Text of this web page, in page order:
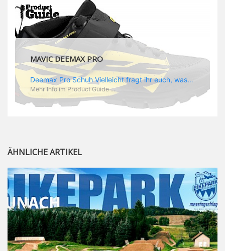
MAVIC DEEMAX PRO
Deemax Pro Schuh Vielleicht fragt ihr euch, was ein Schuh mit Deemax zu tun hat? Nun, hier spielt vor allem der Einsatzzweck eine Rolle: Deemax steht für Gravity pur und dafür ist auch der neue Schuh gedacht, der vor allem den Ideen von Downhill Legende Fabien Barel entspricht. Der Schuh soll ganz der Deemax Philosophie entsprechen: kompromisslose Funktion, effizient und hoher Komfort standen auf der Wunschliste von Fabien. Und das kam dabei heraus: - die neue „Energy Grip AM“ Sohle bietet maximale Stabilität und optimalen Grip auf dem Pedal. - die „Ergo Fit“ Innensohle soll super hohen Komfort bieten und optimal sitzen und zwar den ganzen Tag lang. - eine 3D-Mesch-Konstruktion soll den Fuß belüften und sowohl bei Sonne also auch unter kühlen Bedingungen für optimales Fußklima sorgen - die Assymetrische Konstruktion mit höherem Seitenteil innen soll den Knöchel optimal schützen - extra Schutz für die Zehen und die Fersen
Mehr Info im Product Guide ...
ÄHNLICHE ARTIKEL